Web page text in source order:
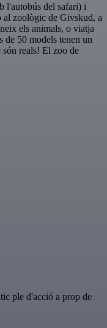
l'autobús del safari) i
al zoològic de Givskud, a
els animals, o viatja
de 50 models tenen un
són reals! El zoo de
ple d'acció a prop de